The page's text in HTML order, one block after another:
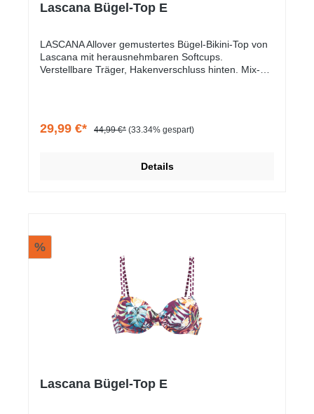
Lascana Bügel-Top E
LASCANA Allover gemustertes Bügel-Bikini-Top von
Lascana mit herausnehmbaren Softcups.
Verstellbare Träger, Hakenverschluss hinten. Mix-
29,99 €* 44,99 €* (33.34% gespart)
Details
%
Lascana Bügel-Top E